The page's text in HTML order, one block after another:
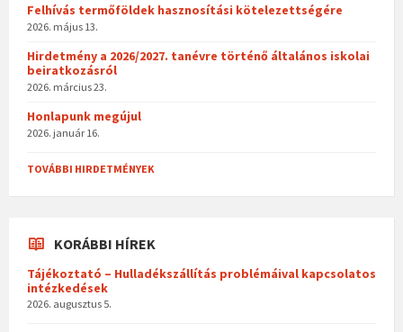
Felhívás termőföldek hasznosítási kötelezettségére
2026. május 13.
Hirdetmény a 2026/2027. tanévre történő általános iskolai
beiratkozásról
2026. március 23.
Honlapunk megújul
2026. január 16.
TOVÁBBI HIRDETMÉNYEK
KORÁBBI HÍREK
Tájékoztató – Hulladékszállítás problémáival kapcsolatos
intézkedések
2026. augusztus 5.